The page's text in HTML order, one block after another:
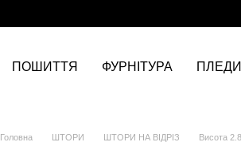
ПОШИТТЯ ФУРНІТУРА ПЛЕДИ
Головна ШТОРИ ШТОРИ НА ВІДРІЗ Висота